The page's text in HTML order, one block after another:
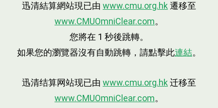
迅清結算網站現已由 www.cmu.org.hk 遷移至
www.CMUOmniClear.com。
您將在 1 秒後跳轉。
如果您的瀏覽器沒有自動跳轉，請點擊此連結。
迅清结算网站现已由 www.cmu.org.hk 迁移至
www.CMUOmniClear.com。